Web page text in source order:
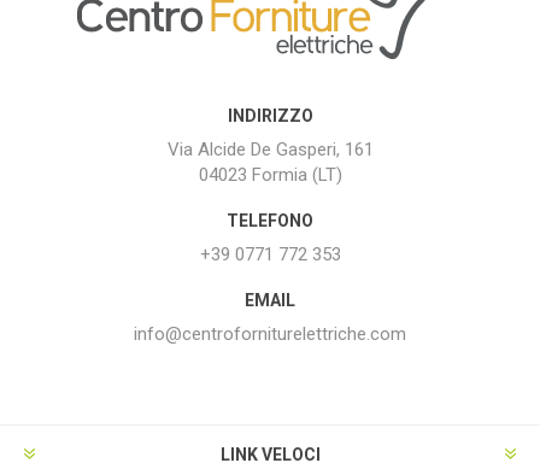
INDIRIZZO
Via Alcide De Gasperi, 161
04023 Formia (LT)
TELEFONO
+39 0771 772 353
EMAIL
info@centroforniturelettriche.com
LINK VELOCI